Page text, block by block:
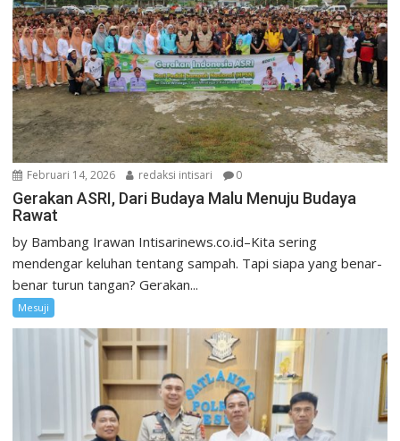
Februari 14, 2026 redaksi intisari 0
Gerakan ASRI, Dari Budaya Malu Menuju Budaya
Rawat
by Bambang Irawan Intisarinews.co.id–Kita sering
mendengar keluhan tentang sampah. Tapi siapa yang benar-
benar turun tangan? Gerakan...
Mesuji